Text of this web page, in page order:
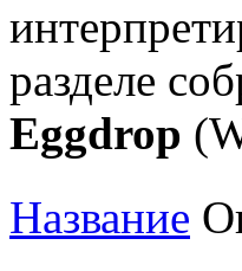
разделе
Eggdrop
Название